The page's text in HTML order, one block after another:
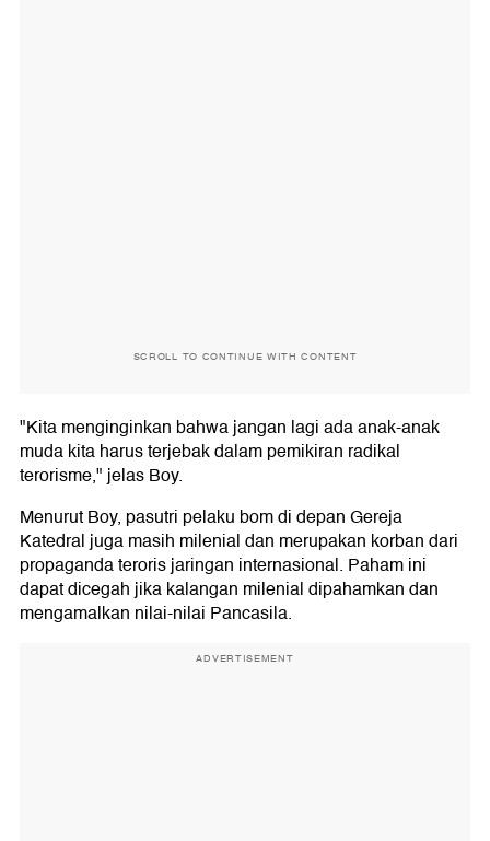
SCROLL TO CONTINUE WITH CONTENT
"Kita menginginkan bahwa jangan lagi ada anak-anak
muda kita harus terjebak dalam pemikiran radikal
terorisme," jelas Boy.
Menurut Boy, pasutri pelaku bom di depan Gereja
Katedral juga masih milenial dan merupakan korban dari
propaganda teroris jaringan internasional. Paham ini
dapat dicegah jika kalangan milenial dipahamkan dan
mengamalkan nilai-nilai Pancasila.
ADVERTISEMENT